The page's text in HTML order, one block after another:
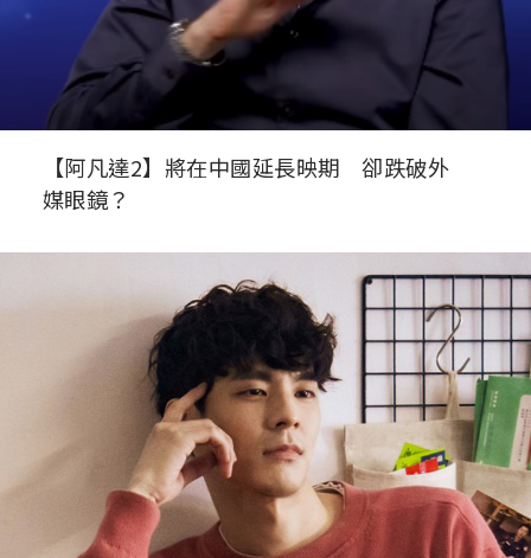
【阿凡達2】將在中國延長映期 卻跌破外
媒眼鏡？